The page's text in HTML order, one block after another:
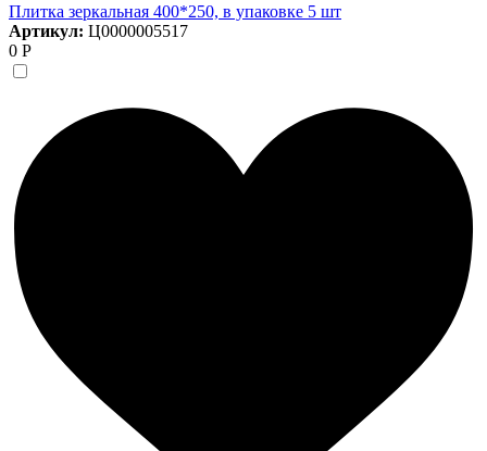
Плитка зеркальная 400*250, в упаковке 5 шт
Артикул: Ц0000005517
0 Р